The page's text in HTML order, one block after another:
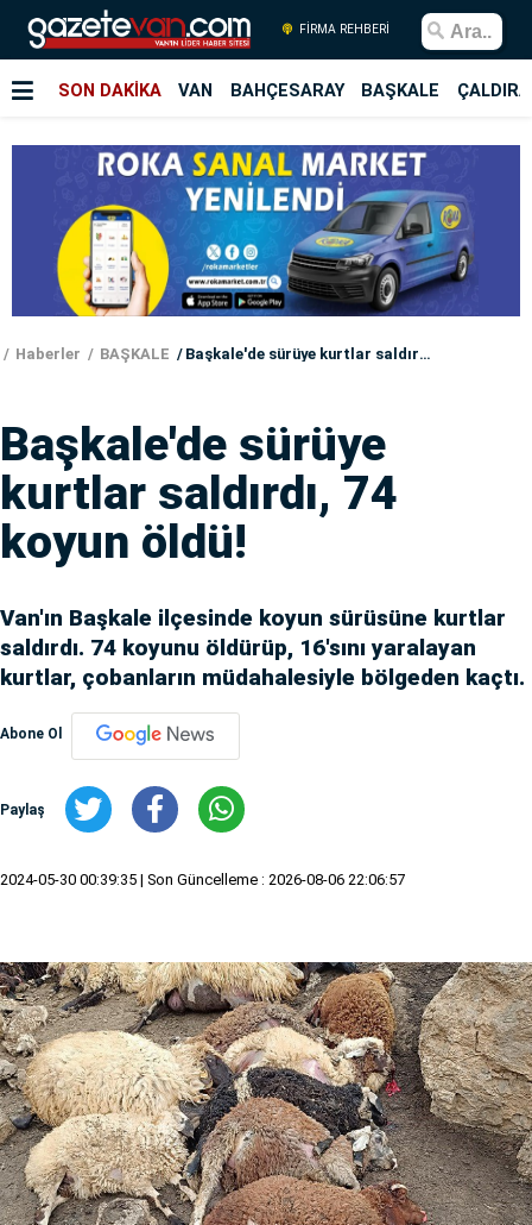
FİRMA REHBERİ
SON DAKİKA VAN BAHÇESARAY BAŞKALE
Haberler BAŞKALE Başkale'de sürüye kurtlar saldırdı, 74 koyun öldü!
Başkale'de sürüye
kurtlar saldırdı, 74
koyun öldü!
Van'ın Başkale ilçesinde koyun sürüsüne kurtlar
saldırdı. 74 koyunu öldürüp, 16'sını yaralayan
kurtlar, çobanların müdahalesiyle bölgeden kaçtı.
Abone Ol
Paylaş
2024-05-30 00:39:35 | Son Güncelleme : 2026-08-06 22:06:57